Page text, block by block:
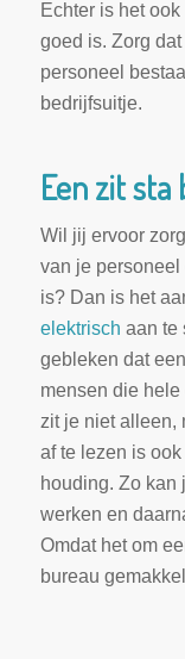
Echter is het
goed is. Zorg
personeel
bedrijfsuitje.
Een zit
Wil jij ervoor
van je personeel
is? Dan is het
elektrisch aan te
gebleken dat
mensen die
zit je niet alleen,
af te lezen is
houding. Zo kan
werken en
Omdat het om
bureau